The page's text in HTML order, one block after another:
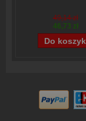
49,14 zł
46,73 zł